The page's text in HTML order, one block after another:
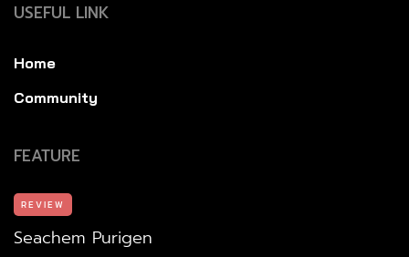
USEFUL LINK
Home
Community
FEATURE
REVIEW
Seachem Purigen